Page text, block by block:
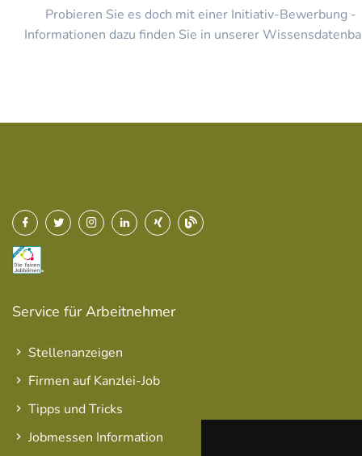
Probieren Sie es doch mit einer Initiativ-Bewerbung -
Informationen dazu finden Sie in unserer
Service für Arbeitnehmer
Stellenanzeigen
Firmen auf Kanzlei-Job
Tipps und Tricks
Jobmessen Information